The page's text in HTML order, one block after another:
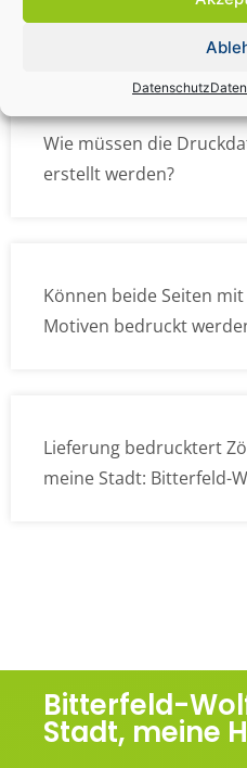
Datenschutz
übermitteln?
Wie müssen die
erstellt werden?
Können beide Seiten
Motiven bedruckt
Lieferung bedrucktert
meine Stadt: Bitterfeld-
Bitterfeld-
Stadt, meine